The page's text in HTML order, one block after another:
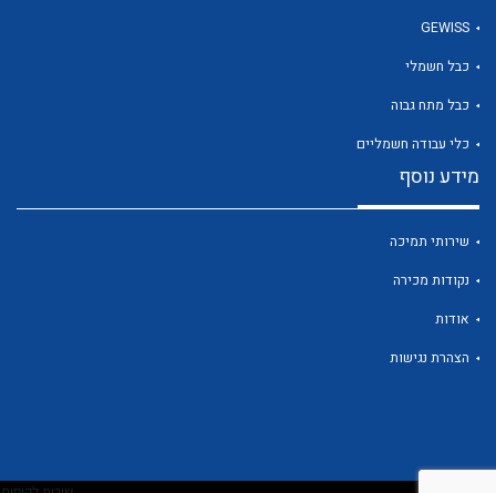
לכל מוצרי היצרן
GEWISS
כבל חשמלי
כבל מתח גבוה
כלי עבודה חשמליים
מידע נוסף
שירותי תמיכה
נקודות מכירה
אודות
הצהרת נגישות